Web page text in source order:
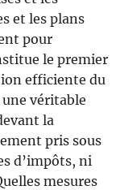
et les plans
pour
le premier
efficiente du
véritable
la
pris sous
d’impôts, ni
mesures